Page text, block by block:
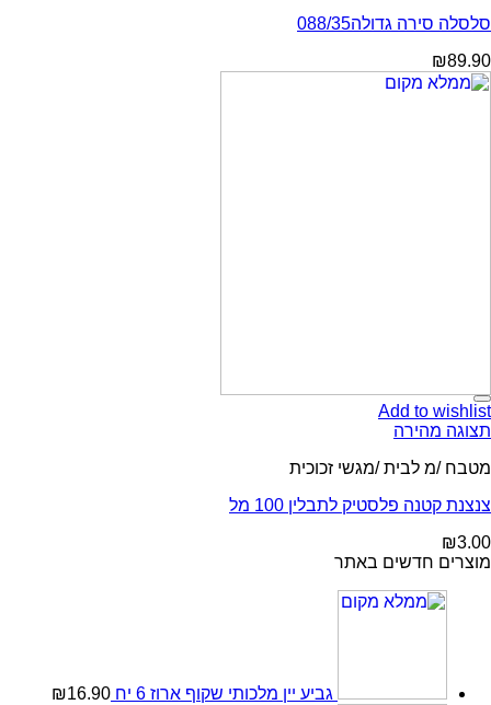
סלסלה סירה גדולה088/35
₪89.90
Add to wishlist
תצוגה מהירה
מטבח /מ לבית /מגשי זכוכית
צנצנת קטנה פלסטיק לתבלין 100 מל
₪3.00
מוצרים חדשים באתר
גביע יין מלכותי שקוף ארוז 6 יח ₪16.90